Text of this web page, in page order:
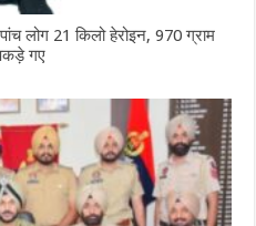
लोग 21 किलो हेरोइन, 970 ग्राम
गए